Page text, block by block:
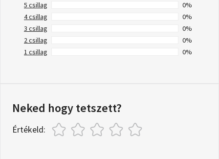
5 csillag
0%
4 csillag
0%
3 csillag
0%
2 csillag
0%
1 csillag
0%
Neked hogy tetszett?
Értékeld: